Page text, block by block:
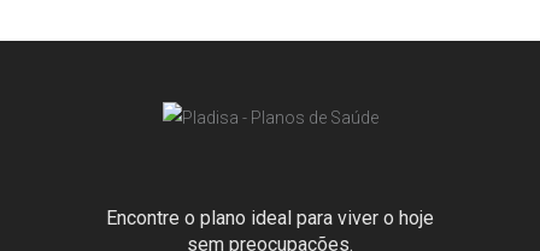
Encontre o plano ideal para viver o hoje
sem preocupações.